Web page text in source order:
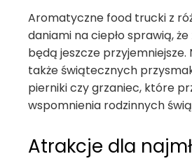
Aromatyczne food trucki z
daniami na ciepło sprawią,
będą jeszcze przyjemniejsze.
także świątecznych
pierniki czy grzaniec, które
wspomnienia rodzinnych
Atrakcje dla